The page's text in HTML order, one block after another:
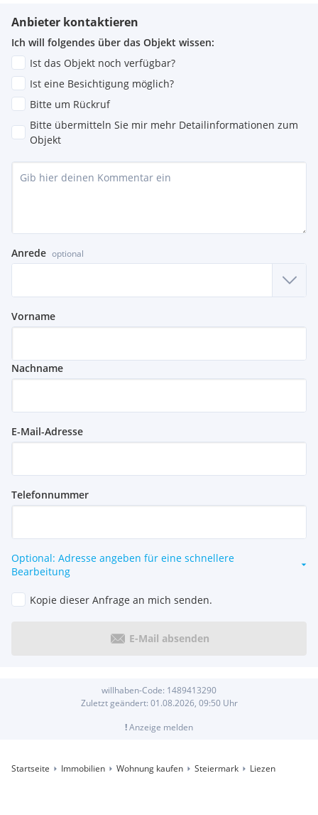
Anbieter kontaktieren
Ich will folgendes über das Objekt wissen:
Ist das Objekt noch verfügbar?
Ist eine Besichtigung möglich?
Bitte um Rückruf
Bitte übermitteln Sie mir mehr Detailinformationen zum
Objekt
Anrede optional
Vorname
Nachname
E-Mail-Adresse
Telefonnummer
Optional: Adresse angeben für eine schnellere
Bearbeitung
Kopie dieser Anfrage an mich senden.
E-Mail absenden
willhaben-Code: 1489413290
Zuletzt geändert: 01.08.2026, 09:50Uhr
!Anzeige melden
Startseite Immobilien Wohnung kaufen Steiermark Liezen